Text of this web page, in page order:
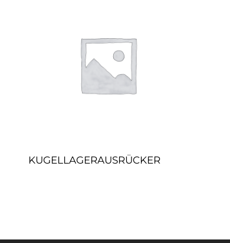
KUGELLAGERAUSRÜCKER